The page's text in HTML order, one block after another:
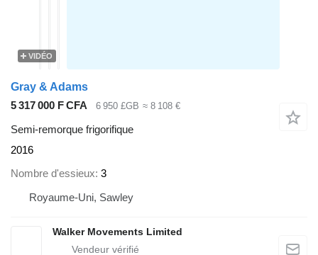
VIDÉO
Gray & Adams
5 317 000 F CFA
6 950 £GB ≈ 8 108 €
Semi-remorque frigorifique
2016
Nombre d'essieux 3
Royaume-Uni, Sawley
Walker Movements Limited